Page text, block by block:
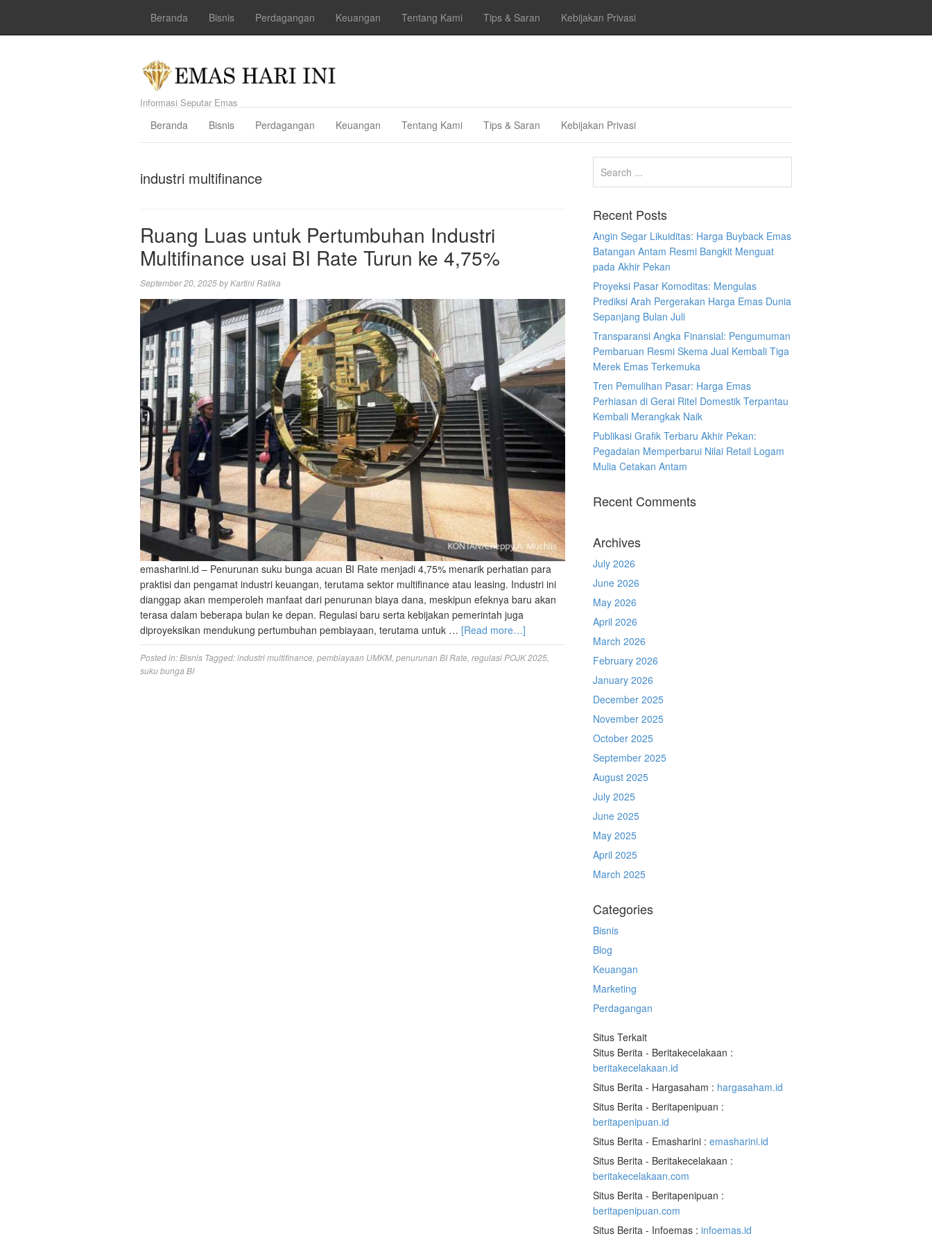
Beranda Bisnis Perdagangan Keuangan Tentang Kami Tips & Saran Kebijakan Privasi
Informasi Seputar Emas
Beranda Bisnis Perdagangan Keuangan Tentang Kami Tips & Saran Kebijakan Privasi
industri multifinance
Ruang Luas untuk Pertumbuhan Industri
Multifinance usai BI Rate Turun ke 4,75%
September 20, 2025byKartini Ratika
emasharini.id – Penurunan suku bunga acuan BI Rate menjadi 4,75% menarik perhatian para
praktisi dan pengamat industri keuangan, terutama sektor multifinance atau leasing. Industri ini
dianggap akan memperoleh manfaat dari penurunan biaya dana, meskipun efeknya baru akan
terasa dalam beberapa bulan ke depan. Regulasi baru serta kebijakan pemerintah juga
diproyeksikan mendukung pertumbuhan pembiayaan, terutama untuk … [Read more…]
Posted in:Bisnis Tagged:industri multifinance pembiayaan UMKM, penurunan BI Rate regulasi POJK 2025
suku bunga BI
Recent Posts
Angin Segar Likuiditas: Harga Buyback Emas
Batangan Antam Resmi Bangkit Menguat
pada Akhir Pekan
Proyeksi Pasar Komoditas: Mengulas
Prediksi Arah Pergerakan Harga Emas Dunia
Sepanjang Bulan Juli
Transparansi Angka Finansial: Pengumuman
Pembaruan Resmi Skema Jual Kembali Tiga
Merek Emas Terkemuka
Tren Pemulihan Pasar: Harga Emas
Perhiasan di Gerai Ritel Domestik Terpantau
Kembali Merangkak Naik
Publikasi Grafik Terbaru Akhir Pekan:
Pegadaian Memperbarui Nilai Retail Logam
Mulia Cetakan Antam
Recent Comments
Archives
July 2026
June 2026
May 2026
April 2026
March 2026
February 2026
January 2026
December 2025
November 2025
October 2025
September 2025
August 2025
July 2025
June 2025
May 2025
April 2025
March 2025
Categories
Bisnis
Blog
Keuangan
Marketing
Perdagangan
Situs Terkait
Situs Berita - Beritakecelakaan :
beritakecelakaan.id
Situs Berita - Hargasaham : hargasaham.id
Situs Berita - Beritapenipuan :
beritapenipuan.id
Situs Berita - Emasharini :emasharini.id
Situs Berita - Beritakecelakaan :
beritakecelakaan.com
Situs Berita - Beritapenipuan :
beritapenipuan.com
Situs Berita - Infoemas :infoemas.id